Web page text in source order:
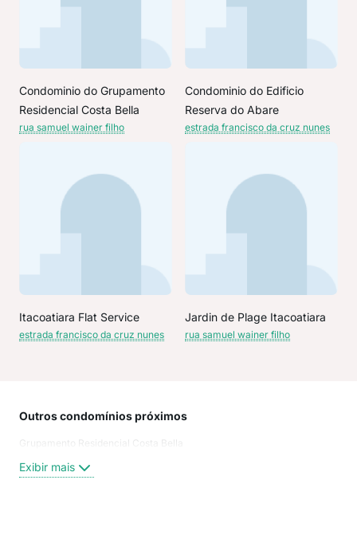
Condominio do Grupamento
Residencial Costa Bella
rua samuel wainer filho
Condominio do Edificio
Reserva do Abare
estrada francisco da cruz nunes
Itacoatiara Flat Service
estrada francisco da cruz nunes
Jardin de Plage Itacoatiara
rua samuel wainer filho
Outros condomínios próximos
Grupamento Residencial Costa Bella
Exibir mais